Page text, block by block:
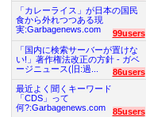
「カレーライス」が日本の国民
食から外れつつある現
実:Garbagenews.com
99users
「国内に検索サーバーが置けな
い!」著作権法改正の方針 - ガベ
ージニュース(旧:過...
86users
最近よく聞くキーワード
「CDS」って
何?:Garbagenews.com
85users